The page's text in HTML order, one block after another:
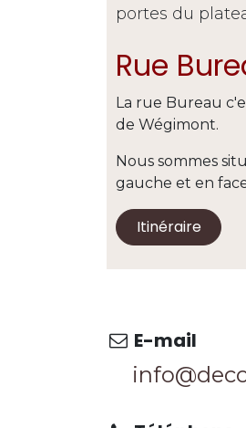
portes du
Rue
La rue Bureau
de Wégimont.
Nous sommes
gauche et en
Itinéraire
E-mail